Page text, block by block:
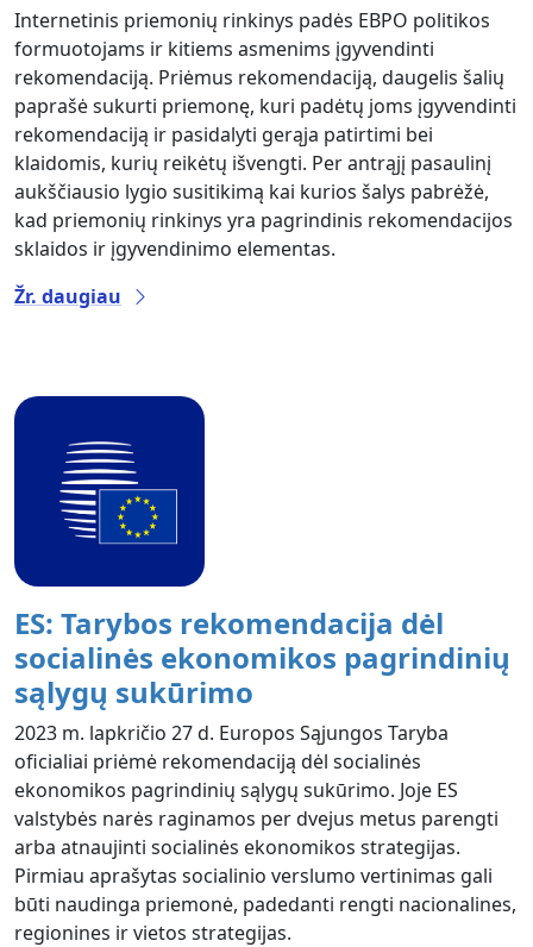
Internetinis priemonių rinkinys padės EBPO politikos
formuotojams ir kitiems asmenims įgyvendinti
rekomendaciją. Priėmus rekomendaciją, daugelis šalių
paprašė sukurti priemonę, kuri padėtų joms įgyvendinti
rekomendaciją ir pasidalyti gerąja patirtimi bei
klaidomis, kurių reikėtų išvengti. Per antrąjį pasaulinį
aukščiausio lygio susitikimą kai kurios šalys pabrėžė,
kad priemonių rinkinys yra pagrindinis rekomendacijos
sklaidos ir įgyvendinimo elementas.
Žr. daugiau
ES: Tarybos rekomendacija dėl
socialinės ekonomikos pagrindinių
sąlygų sukūrimo
2023 m. lapkričio 27 d. Europos Sąjungos Taryba
oficialiai priėmė rekomendaciją dėl socialinės
ekonomikos pagrindinių sąlygų sukūrimo. Joje ES
valstybės narės raginamos per dvejus metus parengti
arba atnaujinti socialinės ekonomikos strategijas.
Pirmiau aprašytas socialinio verslumo vertinimas gali
būti naudinga priemonė, padedanti rengti nacionalines,
regionines ir vietos strategijas.